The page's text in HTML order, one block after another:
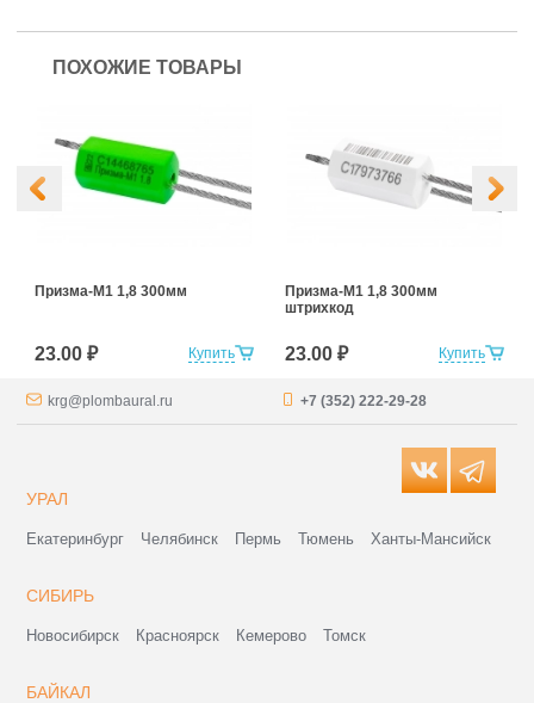
ПОХОЖИЕ ТОВАРЫ
Купить
Призма-М1 1,8 300мм
23.00 ₽ Купить
Призма-М1 1,8 300мм
штрихкод
23.00 ₽
krg@plombaural.ru +7 (352) 222-29-28
УРАЛ
Екатеринбург Челябинск Пермь Тюмень Ханты-Мансийск
СИБИРЬ
Новосибирск Красноярск Кемерово Томск
БАЙКАЛ